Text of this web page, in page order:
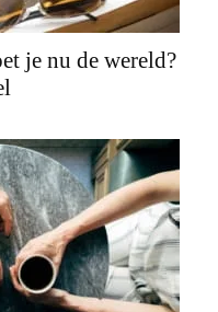
je nu de wereld?